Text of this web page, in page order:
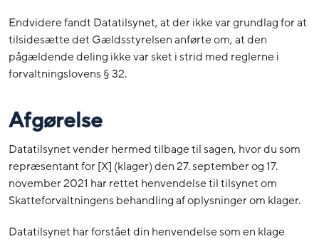
Endvidere fandt Datatilsynet, at der ikke var grundlag for at
tilsidesætte det Gældsstyrelsen anførte om, at den
pågældende deling ikke var sket i strid med reglerne i
forvaltningslovens § 32.
Afgørelse
Datatilsynet vender hermed tilbage til sagen, hvor du som
repræsentant for [X] (klager) den 27. september og 17.
november 2021 har rettet henvendelse til tilsynet om
Skatteforvaltningens behandling af oplysninger om klager.
Datatilsynet har forstået din henvendelse som en klage